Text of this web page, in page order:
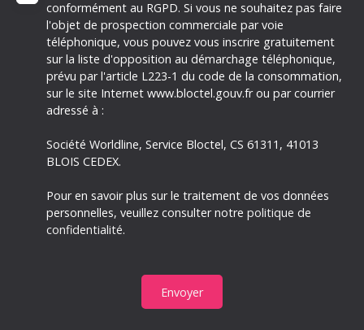
conformément au RGPD. Si vous ne souhaitez pas faire
l'objet de prospection commerciale par voie
téléphonique, vous pouvez vous inscrire gratuitement
sur la liste d'opposition au démarchage téléphonique,
prévu par l'article L223-1 du code de la consommation,
sur le site Internet www.bloctel.gouv.fr ou par courrier
adressé à :
Société Worldline, Service Bloctel, CS 61311, 41013
BLOIS CEDEX.
Pour en savoir plus sur le traitement de vos données
personnelles, veuillez consulter notre politique de
confidentialité.
Envoyer